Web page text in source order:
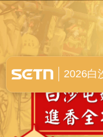
白沙屯媽祖
2026白